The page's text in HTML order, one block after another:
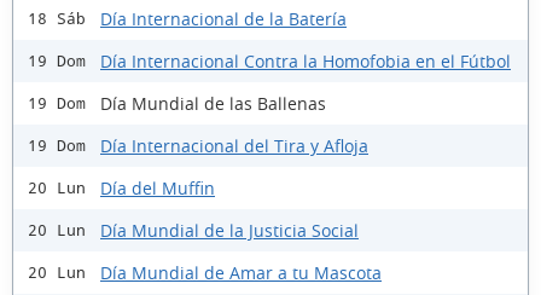
18 Sáb Día Internacional de la Batería
19 Dom Día Internacional Contra la Homofobia en el Fútbol
19 Dom Día Mundial de las Ballenas
19 Dom Día Internacional del Tira y Afloja
20 Lun Día del Muffin
20 Lun Día Mundial de la Justicia Social
20 Lun Día Mundial de Amar a tu Mascota